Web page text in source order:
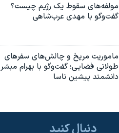
مولفه‌های سقوط یک رژیم چیست؟
گفت‌وگو با مهدی عرب‌شاهی
ماموریت مریخ و چالش‌های سفرهای
طولانی فضایی؛ گفت‌وگو با بهرام مبشر
دانشمند پیشین ناسا
دنبال کنید